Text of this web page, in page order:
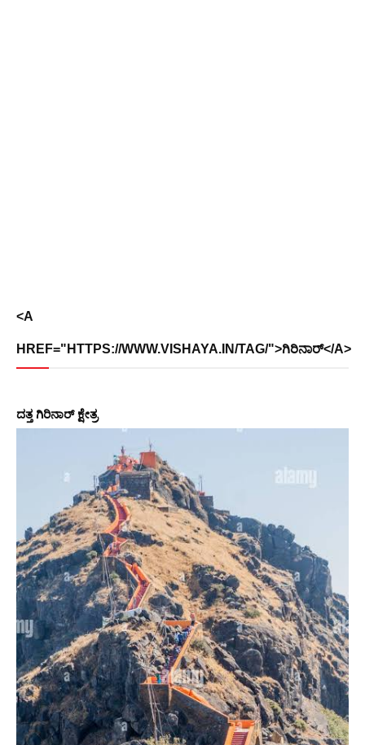
<A
HREF="HTTPS://WWW.VISHAYA.IN/TAG/">ಗಿರಿನಾರ್</A>
ದತ್ತ ಗಿರಿನಾರ್ ಕ್ಷೇತ್ರ